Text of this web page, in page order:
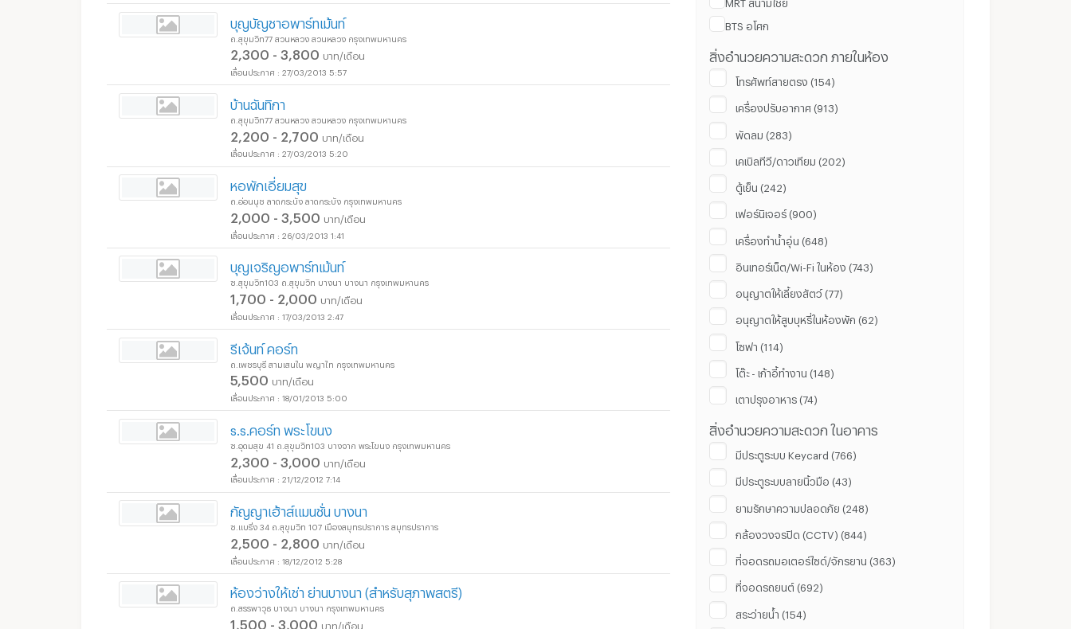
อพาร์ทเม้นท์ หอพัก ย่าน ถนนสุขุมวิท :
อพาร์ทเม้นท์ หอพัก ย่าน ถนนสุขุมวิท :
อพาร์ทเม้นท์ หอพัก ย่าน ถนนสุขุมวิท :
อพาร์ทเม้นท์ หอพัก ย่าน ถนนสุขุมวิท :
บุญบัญชาอพาร์ทเม้นท์
ถ.สุขุมวิท77 สวนหลวง สวนหลวง กรุงเทพมหานคร
2,300 - 3,800 บาท/เดือน
27/03/2013 5:57
บ้านฉันทิกา
ถ.สุขุมวิท77 สวนหลวง สวนหลวง กรุงเทพมหานคร
2,200 - 2,700 บาท/เดือน
27/03/2013 5:20
หอพักเอี่ยมสุข
ถ.อ่อนนุช ลาดกระบัง ลาดกระบัง กรุงเทพมหานคร
2,000 - 3,500 บาท/เดือน
26/03/2013 1:41
บุญเจริญอพาร์ทเม้นท์
ซ.สุขุมวิท103 ถ.สุขุมวิท บางนา บางนา กรุงเทพมหานคร
1,700 - 2,000 บาท/เดือน
17/03/2013 2:47
รีเจ้นท์ คอร์ท
ถ.เพชรบุรี สามเสนใน พญาไท กรุงเทพมหานคร
5,500 บาท/เดือน
18/01/2013 5:00
s.s.คอร์ท พระโขนง
ซ.อุดมสุข 41 ถ.สุขุมวิท103 บางจาก พระโขนง กรุงเทพมหานคร
2,300 - 3,000 บาท/เดือน
21/12/2012 7:14
กัญญาเฮ้าส์แมนชั่น บางนา
ซ.แบริ่ง 34 ถ.สุขุมวิท 107 เมืองสมุทรปราการ สมุทรปราการ
2,500 - 2,800 บาท/เดือน
18/12/2012 5:28
ห้องว่างให้เช่า ย่านบางนา (สำหรับสุภาพสตรี)
ถ.สรรพาวุธ บางนา บางนา กรุงเทพมหานคร
1,500 - 3,000 บาท/เดือน
BTS อโศก
สิ่งอำนวยความสะดวก ภายในห้อง
โทรศัพท์สายตรง (154)
เครื่องปรับอากาศ (913)
พัดลม (283)
เคเบิลทีวี/ดาวเทียม (202)
ตู้เย็น (242)
เฟอร์นิเจอร์ (900)
เครื่องทำน้ำอุ่น (648)
อินเทอร์เน็ต/Wi-Fi ในห้อง (743)
อนุญาตให้เลี้ยงสัตว์ (77)
อนุญาตให้สูบบุหรี่ในห้องพัก (62)
โซฟา (114)
โต๊ะ - เก้าอี้ทำงาน (148)
เตาปรุงอาหาร (74)
สิ่งอำนวยความสะดวก ในอาคาร
มีประตูระบบ Keycard (766)
มีประตูระบบลายนิ้วมือ (43)
ยามรักษาความปลอดภัย (248)
กล้องวงจรปิด (CCTV) (844)
ที่จอดรถมอเตอร์ไซด์/จักรยาน (363)
ที่จอดรถยนต์ (692)
สระว่ายน้ำ (154)